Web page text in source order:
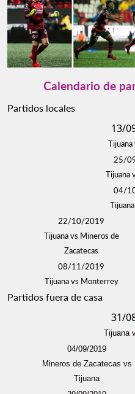
Calendario de
Partidos locales
13/
Tijuana
25/
Tijuana
04/
22/10/2019
Tijuana vs Mineros de
Zacatecas
08/11/2019
Tijuana vs Monterrey
Partidos fuera de casa
31/
Tijuana
04/09/2019
Mineros de Zacatecas vs
Tijuana